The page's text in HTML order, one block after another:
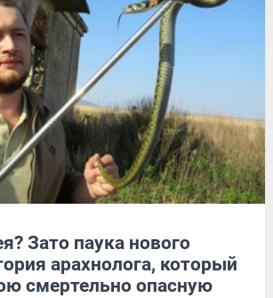
Зато паука нового
арахнолога, который
смертельно опасную